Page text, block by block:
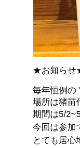
★お知ら
毎年恒例の
場所は猪苗
期間は5/
今回は参加
とても居心